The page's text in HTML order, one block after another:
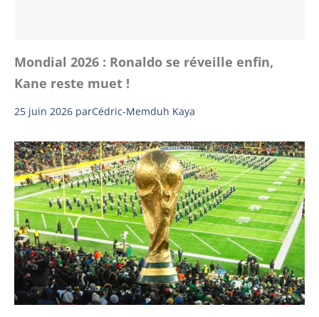
Mondial 2026 : Ronaldo se réveille enfin,
Kane reste muet !
25 juin 2026 parCédric-Memduh Kaya